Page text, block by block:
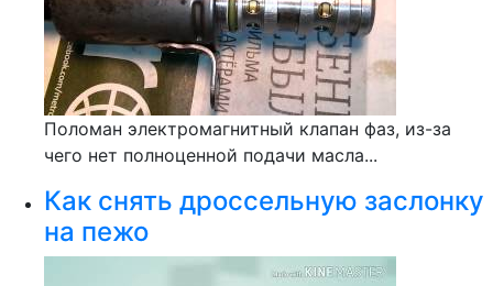
Поломан электромагнитный клапан фаз, из-за
чего нет полноценной подачи масла...
Как снять дроссельную заслонку
на пежо